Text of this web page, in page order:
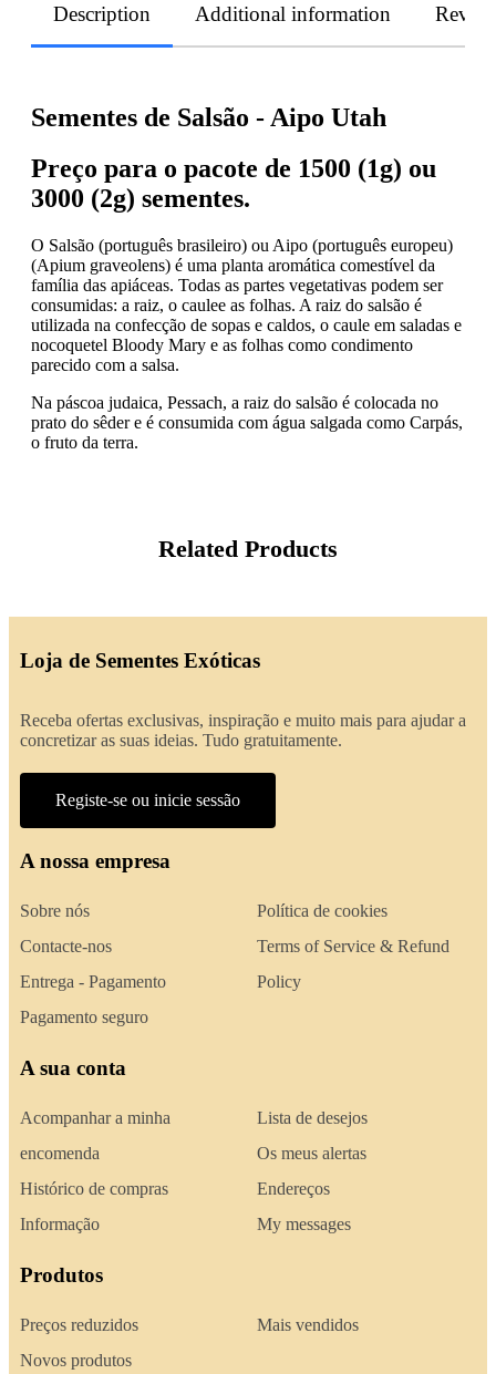
Description Additional information
Sementes de Salsão - Aipo Utah
Preço para o pacote de 1500 (1g) ou
3000 (2g) sementes.
O Salsão (português brasileiro) ou Aipo (português europeu)
(Apium graveolens) é uma planta aromática comestível da
família das apiáceas. Todas as partes vegetativas podem ser
consumidas: a raiz, o caulee as folhas. A raiz do salsão é
utilizada na confecção de sopas e caldos, o caule em saladas e
nocoquetel Bloody Mary e as folhas como condimento
parecido com a salsa.
Na páscoa judaica, Pessach, a raiz do salsão é colocada no
prato do sêder e é consumida com água salgada como Carpás,
o fruto da terra.
Related Products
Loja de Sementes Exóticas
Receba ofertas exclusivas, inspiração e muito mais para ajudar a
concretizar as suas ideias. Tudo gratuitamente.
Registe-se ou inicie sessão
A nossa empresa
Sobre nós
Contacte-nos
Entrega - Pagamento
Pagamento seguro
Política de cookies
Terms of Service & Refund
Policy
A sua conta
Acompanhar a minha
encomenda
Histórico de compras
Informação
Lista de desejos
Os meus alertas
Endereços
My messages
Produtos
Preços reduzidos
Novos produtos
Mais vendidos